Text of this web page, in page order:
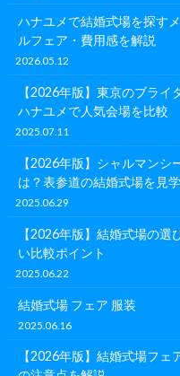
ハナユメで結婚式場を探す
ルフェア・費用感を解説
2026.05.12
【2026年版】東京のブライ
ハナユメで人気会場を比較
2025.07.11
【2026年版】シャルマン
は？表参道の結婚式場を見
2025.06.29
【2026年版】結婚式場の
い比較ポイント
2025.06.22
結婚式場 フェア 服装
2025.06.16
【2026年版】結婚式場フ